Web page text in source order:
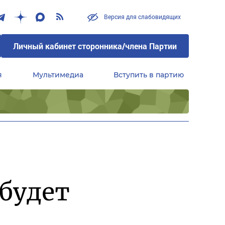
Версия для слабовидящих
Личный кабинет сторонника/члена Партии
Мультимедиа Вступить в партию